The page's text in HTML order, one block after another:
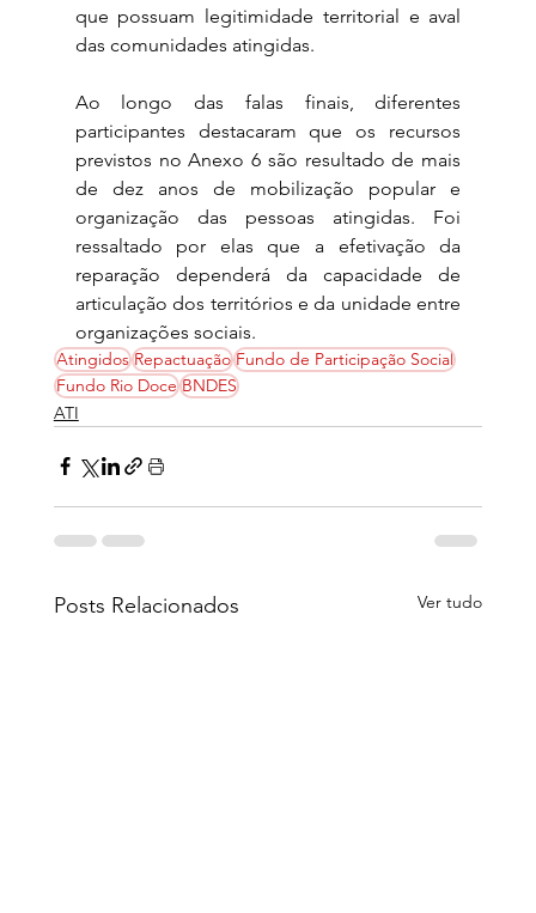
que possuam legitimidade territorial e aval
das comunidades atingidas.
Ao longo das falas finais, diferentes
participantes destacaram que os recursos
previstos no Anexo 6 são resultado de mais
de dez anos de mobilização popular e
organização das pessoas atingidas. Foi
ressaltado por elas que a efetivação da
reparação dependerá da capacidade de
articulação dos territórios e da unidade entre
organizações sociais.
Atingidos Repactuação Fundo de Participação Social
Fundo Rio Doce BNDES
ATI
Posts Relacionados Ver tudo